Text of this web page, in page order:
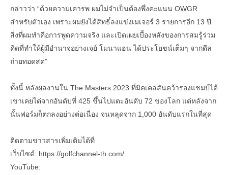
กล่าวว่า “ด้วยความเคารพ ผมไม่จำเป็นต้องพึ่งคะแนน OWGR
สำหรับตัวเอง เพราะผมยังได้สิทธิ์ลงแข่งเมเจอร์ 3 รายการอีก 13 ปี
สิ่งที่ผมทำคือการพูดความจริง และเปิดเผยเบื้องหลังของการสมรู้ร่วม
คิดที่ทำให้ผู้มีอำนาจอย่างเจย์ โมนาแฮน ได้ประโยชน์เต็มๆ จากดีล
ถ่ายทอดสด”
ทั้งนี้ หลังผลงานใน The Masters 2023 ที่มิคเคลสันคว้ารองแชมป์ได้
เขาเคยไต่จากอันดับที่ 425 ขึ้นไปแตะอันดับ 72 ของโลก แต่หลังจาก
นั้นฟอร์มก็ตกลงอย่างต่อเนื่อง จนหลุดจาก 1,000 อันดับแรกในที่สุด
ติดตามข่าวสารเพิ่มเติมได้ที่
เว็บไซต์: https://golfchannel-th.com/
YouTube: